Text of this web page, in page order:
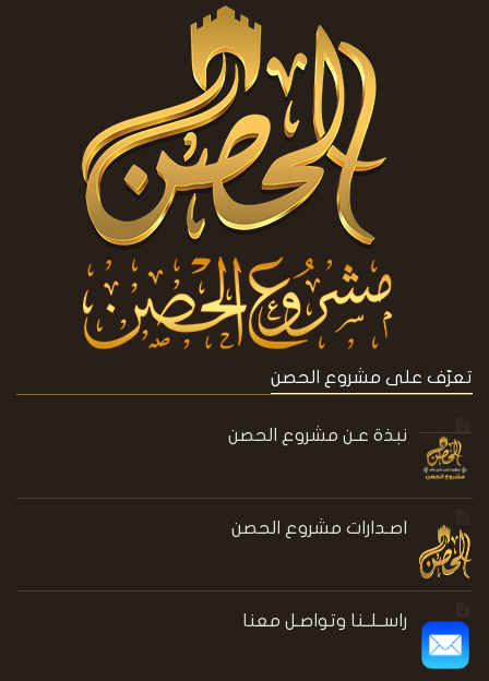
تعرّف على مشروع الحصن
نبذة عـن مشروع الحصن
اصـدارات مشروع الحصن
راســلــنا وتواصـل معنا